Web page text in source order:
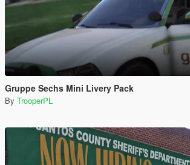
Gruppe Sechs Mini Livery Pack
By TrooperPL